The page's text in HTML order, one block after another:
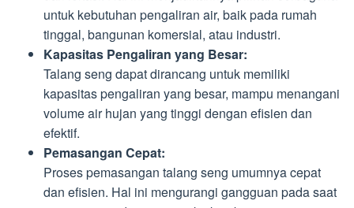
untuk kebutuhan pengaliran air, baik pada rumah
tinggal, bangunan komersial, atau industri.
Kapasitas Pengaliran yang Besar:
Talang seng dapat dirancang untuk memiliki
kapasitas pengaliran yang besar, mampu menangani
volume air hujan yang tinggi dengan efisien dan
efektif.
Pemasangan Cepat:
Proses pemasangan talang seng umumnya cepat
dan efisien. Hal ini mengurangi gangguan pada saat